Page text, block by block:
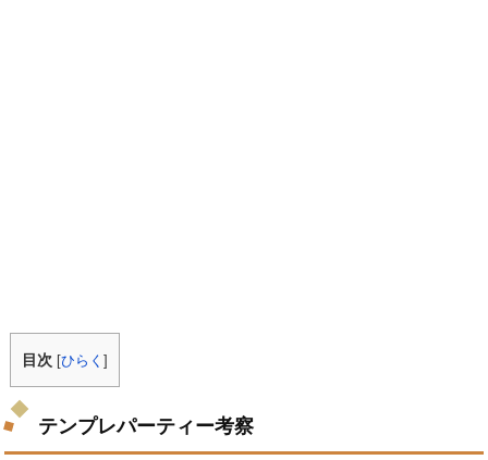
目次 [ひらく]
テンプレパーティー考察